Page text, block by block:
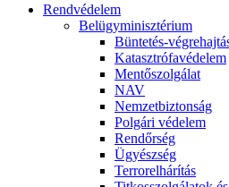
Rendvédelem
Belügyminisztérium
Büntetés-
Katasztrófavédelem
Mentőszolgálat
NAV
Nemzetbiztonság
Polgári védelem
Rendőrség
Ügyészség
Terrorelhárítás